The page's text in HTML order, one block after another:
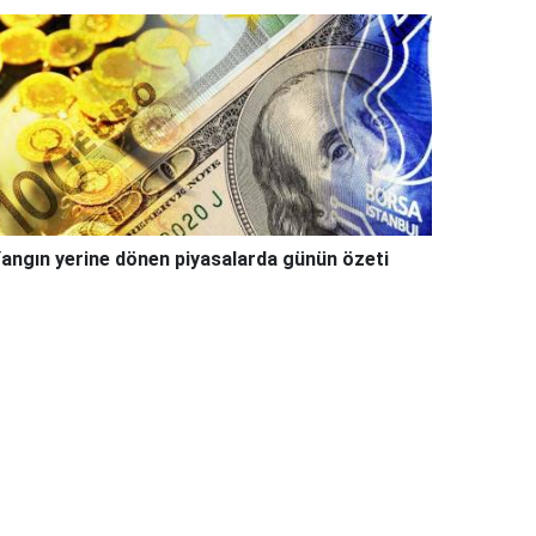
yerine dönen piyasalarda günün özeti